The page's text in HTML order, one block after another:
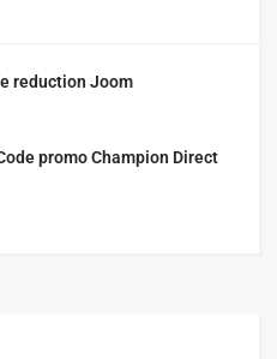
reduction Joom
promo Champion Direct